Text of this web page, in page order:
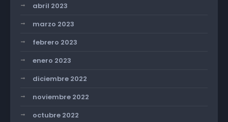
abril 2023
marzo 2023
febrero 2023
enero 2023
diciembre 2022
noviembre 2022
octubre 2022